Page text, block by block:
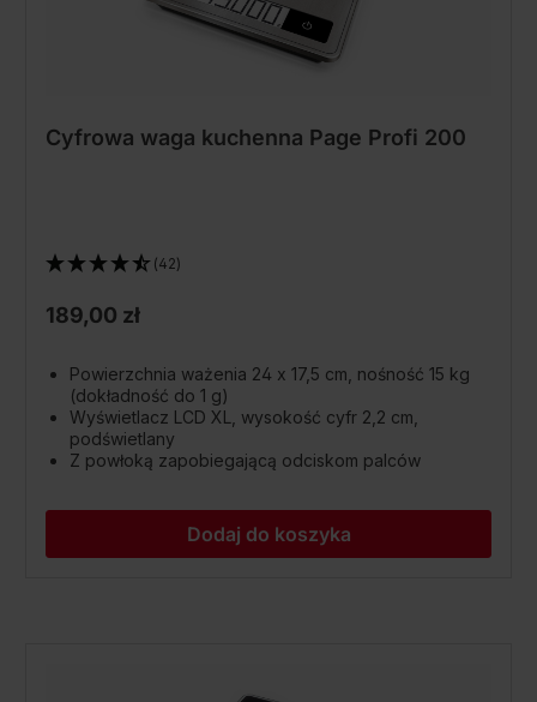
Cyfrowa waga kuchenna Page Profi 200
(42)
189,00 zł
Powierzchnia ważenia 24 x 17,5 cm, nośność 15 kg
(dokładność do 1 g)
Wyświetlacz LCD XL, wysokość cyfr 2,2 cm,
podświetlany
Z powłoką zapobiegającą odciskom palców
Dodaj do koszyka